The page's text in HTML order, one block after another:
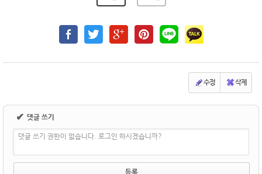
수정 삭제
✔ 댓글 쓰기
댓글 쓰기 권한이 없습니다. 로그인 하시겠습니까?